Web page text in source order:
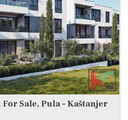
Sale, Pula - Kaštanjer